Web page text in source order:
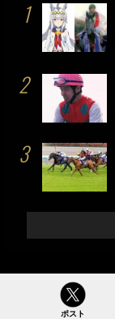
ポスト